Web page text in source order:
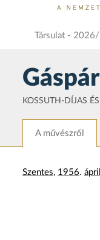
Társulat -
KOSSUTH-DÍJAS
A művészről
Szentes, 1956.